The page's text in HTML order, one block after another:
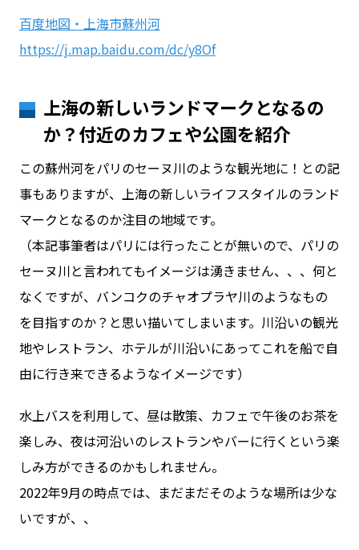
百度地図・上海市蘇州河
https://j.map.baidu.com/dc/y8Of
上海の新しいランドマークとなるの
か？付近のカフェや公園を紹介
この蘇州河をパリのセーヌ川のような観光地に！との記
事もありますが、上海の新しいライフスタイルのランド
マークとなるのか注目の地域です。
（本記事筆者はパリには行ったことが無いので、パリの
セーヌ川と言われてもイメージは湧きません、、、何と
なくですが、バンコクのチャオプラヤ川のようなもの
を目指すのか？と思い描いてしまいます。川沿いの観光
地やレストラン、ホテルが川沿いにあってこれを船で自
由に行き来できるようなイメージです）
水上バスを利用して、昼は散策、カフェで午後のお茶を
楽しみ、夜は河沿いのレストランやバーに行くという楽
しみ方ができるのかもしれません。
2022年9月の時点では、まだまだそのような場所は少な
いですが、、